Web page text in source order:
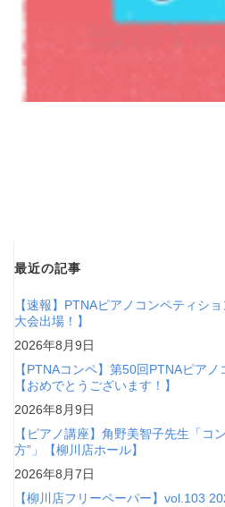
最近の記事
【速報】PTNAピアノコンペティシ
大会出場！】
2026年8月9日
【PTNAコンペ】第50回PTNAピア
【おめでとうございます！】
2026年8月9日
【ピアノ講座】角野美智子先生「コ
方”」【柳川店ホール】
2026年8月7日
【柳川店フリーペーパー】vol.103